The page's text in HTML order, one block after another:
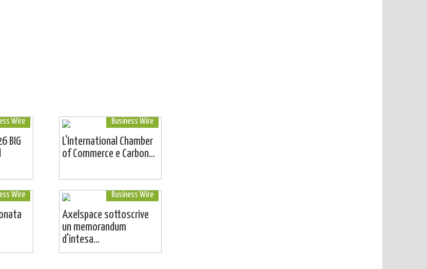
Wire
BIG
Business Wire
L'International Chamber
of Commerce e Carbon...
Wire Business Wire
Axelspace sottoscrive
un memorandum
d'intesa...